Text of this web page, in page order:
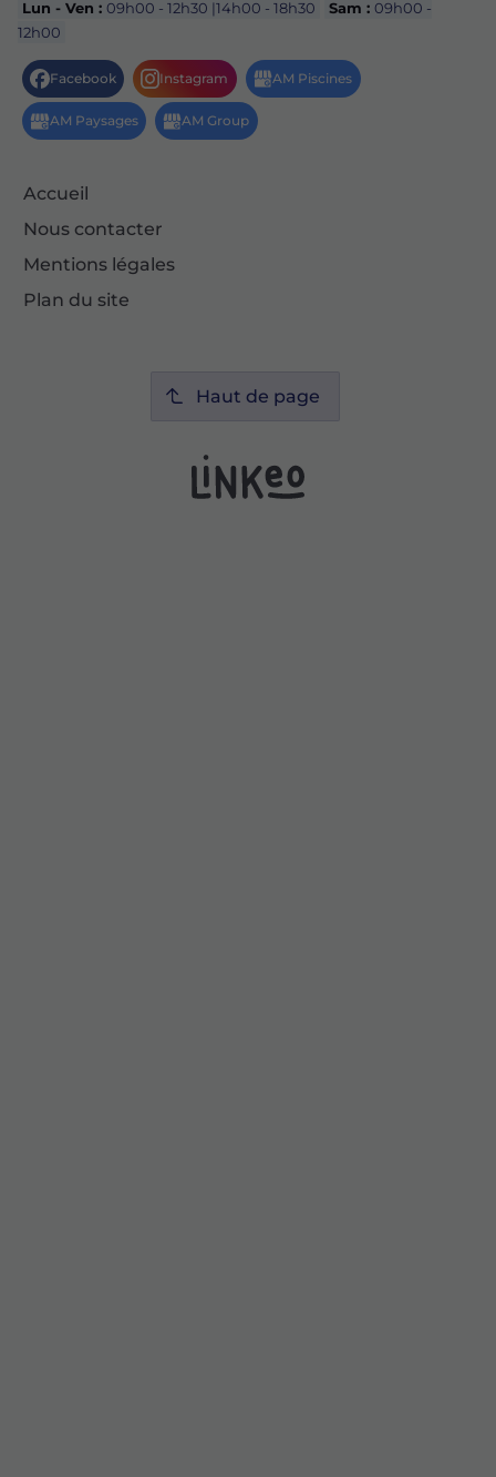
Lun - Ven :09h00 - 12h30 |14h00 - 18h30 Sam :09h00 -
12h00
Accueil
Nous contacter
Mentions légales
Plan du site
Haut de page